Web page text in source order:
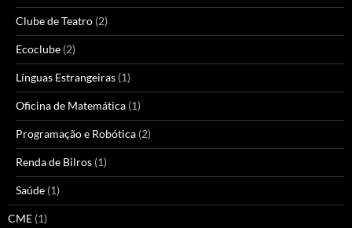
Clube de Teatro (2)
Ecoclube (2)
Línguas Estrangeiras (1)
Oficina de Matemática (1)
Programação e Robótica (2)
Renda de Bilros (1)
Saúde (1)
CME (1)